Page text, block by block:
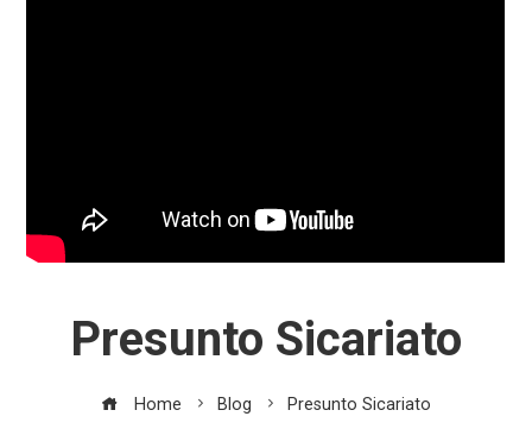
Presunto Sicariato
Home Blog Presunto Sicariato